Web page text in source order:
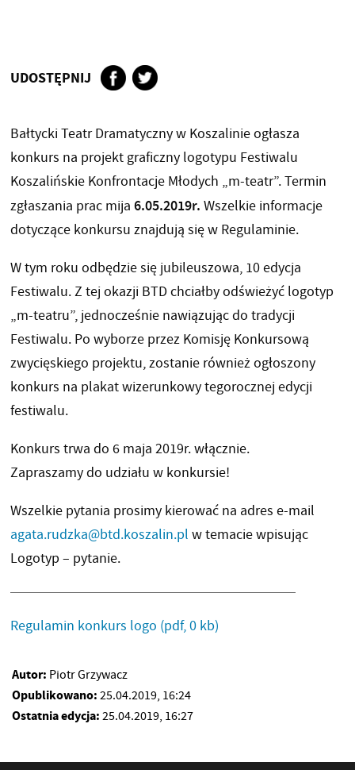
UDOSTĘPNIJ
Bałtycki Teatr Dramatyczny w Koszalinie ogłasza
konkurs na projekt graficzny logotypu Festiwalu
Koszalińskie Konfrontacje Młodych „m-teatr”. Termin
zgłaszania prac mija 6.05.2019r. Wszelkie informacje
dotyczące konkursu znajdują się w Regulaminie.
W tym roku odbędzie się jubileuszowa, 10 edycja
Festiwalu. Z tej okazji BTD chciałby odświeżyć logotyp
„m-teatru”, jednocześnie nawiązując do tradycji
Festiwalu. Po wyborze przez Komisję Konkursową
zwycięskiego projektu, zostanie również ogłoszony
konkurs na plakat wizerunkowy tegorocznej edycji
festiwalu.
Konkurs trwa do 6 maja 2019r. włącznie.
Zapraszamy do udziału w konkursie!
Wszelkie pytania prosimy kierować na adres e-mail
agata.rudzka@btd.koszalin.pl w temacie wpisując
Logotyp – pytanie.
Regulamin konkurs logo (pdf, 0 kb)
Autor: Piotr Grzywacz
Opublikowano: 25.04.2019, 16:24
Ostatnia edycja: 25.04.2019, 16:27